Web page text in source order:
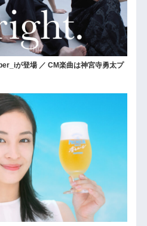
が登場 ／ CM楽曲は神宮寺勇太プ